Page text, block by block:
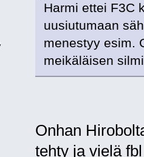
Harmi ettei F3C
uusiutumaan
menestyy esim.
meikäläisen
Onhan
tehty ja vielä